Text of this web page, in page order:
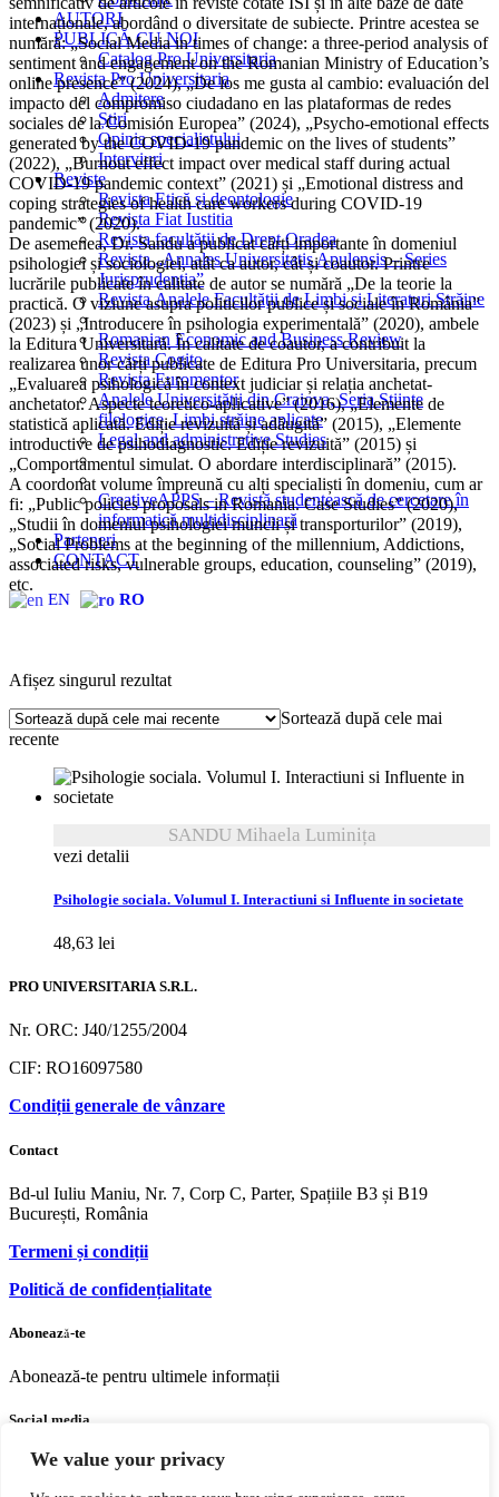
We value your privacy
AUTORI
PUBLICĂ CU NOI
Catalog Pro Universitaria
Revista Pro Universitaria
Admitere
Știri
Opinia specialistului
Interviuri
Reviste
Revista Etică și deontologie
Revista Fiat Iustitia
Revista facultății de Drept Oradea
Revista „Annales Universitatis Apulensis – Series
Jurisprudentia”
Revista Analele Facultăţii de Limbi și Literaturi Străine
Romanian Economic and Business Review
Revista Cogito
Revista Euromentor
Analele Universității din Craiova, Seria Științe
filologice, Limbi străine aplicate
Legal and administrative Studies
CreativeAPPS – Revistă studențească de cercetare în
informatică multidisciplinară
Parteneri
CONTACT
EN RO
internaționale, abordând o diversitate de subiecte. Printre acestea se
numără: „Social Media in times of change: a three-period analysis of
sentiment and engagement on the Romanian Ministry of Education’s
online presence” (2024), „De los me gusta al cambio: evaluación del
impacto del compromiso ciudadano en las plataformas de redes
sociales de la Comisión Europea” (2024), „Psycho-emotional effects
generated by the COVID-19 pandemic on the lives of students”
(2022), „Burnout effect impact over medical staff during actual
COVID-19 pandemic context” (2021) și „Emotional distress and
coping strategies of health care workers during COVID-19
pandemic” (2020).
De asemenea, Dr. Sandu a publicat cărți importante în domeniul
psihologiei și sociologiei, atât ca autor, cât și coautor. Printre
lucrările publicate în calitate de autor se numără „De la teorie la
practică. O viziune asupra politicilor publice și sociale în România”
(2023) și „Introducere în psihologia experimentală” (2020), ambele
la Editura Universitară. În calitate de coautor, a contribuit la
realizarea unor cărți publicate de Editura Pro Universitaria, precum
„Evaluarea psihologică în context judiciar și relația anchetat-
anchetator. Aspecte teoretico-aplicative” (2016), „Elemente de
statistică aplicată. Ediție revizuită și adăugită” (2015), „Elemente
introductive de psihodiagnostic. Ediție revizuită” (2015) și
„Comportamentul simulat. O abordare interdisciplinară” (2015).
A coordonat volume împreună cu alți specialiști în domeniu, cum ar
fi: „Public policies proposals in Romania. Case Studies” (2020),
„Studii în domeniul psihologiei muncii și transporturilor” (2019),
„Social Problems at the beginning of the millennium, Addictions,
associated risks, vulnerable groups, education, counseling” (2019),
etc.
Afișez singurul rezultat
Sortează după cele mai
recente
SANDU Mihaela Luminița
vezi detalii
Psihologie sociala. Volumul I. Interactiuni si Influente in societate
48,63 lei
PRO UNIVERSITARIA S.R.L.
Nr. ORC: J40/1255/2004
CIF: RO16097580
Condiții generale de vânzare
Contact
Bd-ul Iuliu Maniu, Nr. 7, Corp C, Parter, Spațiile B3 și B19
București, România
Termeni și condiții
Politică de confidențialitate
Abonează-te
Abonează-te pentru ultimele informații
Social media
FacebookYoutubeInstagram